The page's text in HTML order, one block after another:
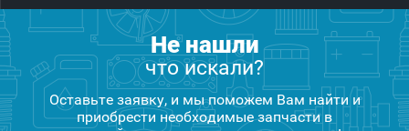
Не нашли
что искали?
Оставьте заявку, и мы поможем Вам найти и
приобрести необходимые запчасти в